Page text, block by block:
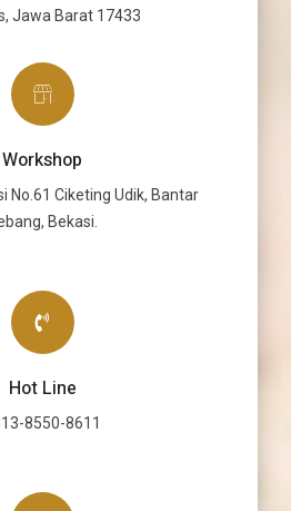
Jawa Barat 17433
Workshop
No.61 Ciketing Udik, Bantar
Bekasi.
Hot Line
8550-8611